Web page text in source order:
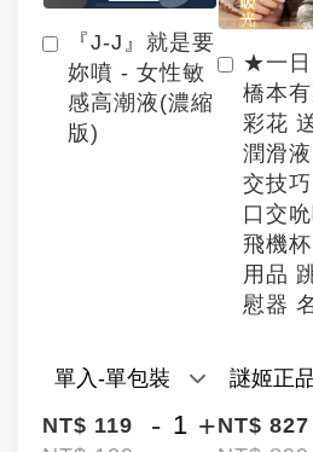
『J-J』就是要
妳噴 - 女性敏
感高潮液(濃縮
版)
NT$ 119
- +
★一
橋本
彩花
潤滑
交技
口交
飛機
用品
慰器
NT$ 827